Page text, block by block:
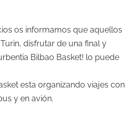
os informamos que aquellos
disfrutar de una final y
Bilbao Basket! lo puede
esta organizando viajes con
y en avión.